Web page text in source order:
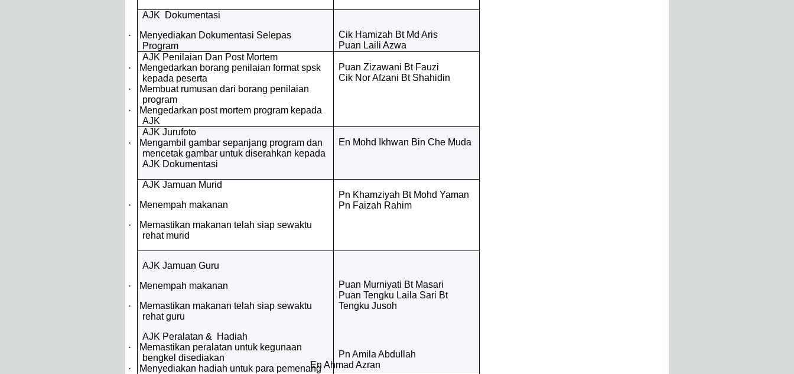
AJK Dokumentasi
·
Menyediakan Dokumentasi Selepas
Program
Cik Hamizah Bt Md Aris
Puan Laili Azwa
AJK Penilaian Dan Post Mortem
·
Mengedarkan borang penilaian format spsk
kepada peserta
·
Membuat rumusan dari borang penilaian
program
·
Mengedarkan post mortem program kepada
AJK
Puan Zizawani Bt Fauzi
Cik Nor Afzani Bt Shahidin
AJK Jurufoto
·
Mengambil gambar sepanjang program dan
mencetak gambar untuk diserahkan kepada
AJK Dokumentasi
En Mohd Ikhwan Bin Che Muda
AJK Jamuan Murid
·
Menempah makanan
·
Memastikan makanan telah siap sewaktu
rehat murid
Pn Khamziyah Bt Mohd Yaman
Pn Faizah Rahim
AJK Jamuan Guru
·
Menempah makanan
·
Memastikan makanan telah siap sewaktu
rehat guru
AJK Peralatan & Hadiah
·
Memastikan peralatan untuk kegunaan
bengkel disediakan
·
Menyediakan hadiah untuk para pemenang
Puan Murniyati Bt Masari
Puan Tengku Laila Sari Bt
Tengku Jusoh
Pn Amila Abdullah
En Ahmad Azran